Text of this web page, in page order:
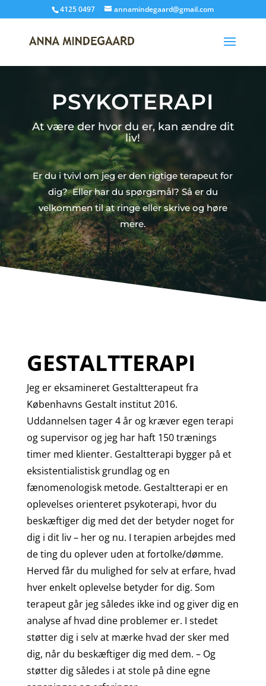
4125 0497 annamindegaard@gmail.com
PSYKOTERAPI
At være der hvor du er, kan ændre dit
liv!
Er du i tvivl om jeg er den rigtige terapeut for
dig? Eller har du spørgsmål? Så er du
velkommen til at ringe eller skrive og høre
mere.
GESTALTTERAPI
Jeg er eksamineret Gestaltterapeut fra
Københavns Gestalt institut 2016.
Uddannelsen tager 4 år og kræver egen terapi
og supervisor og jeg har haft 150 trænings
timer med klienter. Gestaltterapi bygger på et
eksistentialistisk grundlag og en
fænomenologisk metode. Gestaltterapi er en
oplevelses orienteret psykoterapi, hvor du
beskæftiger dig med det der betyder noget for
dig i dit liv – her og nu. I terapien arbejdes med
de ting du oplever uden at fortolke/dømme.
Herved får du mulighed for selv at erfare, hvad
hver enkelt oplevelse betyder for dig. Som
terapeut går jeg således ikke ind og giver dig en
analyse af hvad dine problemer er. I stedet
støtter dig i selv at mærke hvad der sker med
dig, når du beskæftiger dig med dem. – Og
støtter dig således i at stole på dine egne